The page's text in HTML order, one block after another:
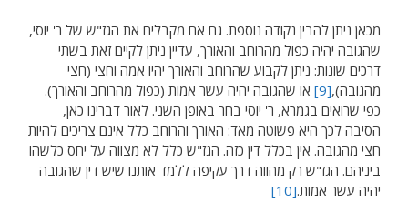
מכאן ניתן להבין נקודה נוספת. גם אם מקבלים את הגז"ש של ר' יוסי,
שהגובה יהיה כפול מהרוחב והאורך, עדיין ניתן לקיים זאת בשתי
דרכים שונות: ניתן לקבוע שהרוחב והאורך יהיו אמה וחצי (חצי
מהגובה),[9]
או שהגובה יהיה עשר אמות (כפול מהרוחב והאורך).
כפי שרואים בגמרא, ר' יוסי בחר באופן השני. לאור דברינו כאן,
הסיבה לכך היא פשוטה מאד: האורך והרוחב כלל אינם צריכים להיות
חצי מהגובה. אין בכלל דין כזה. הגז"ש כלל לא מצווה על יחס כלשהו
ביניהם. הגז"ש רק מהווה דרך עקיפה ללמד אותנו שיש דין שהגובה
יהיה עשר אמות.[10]